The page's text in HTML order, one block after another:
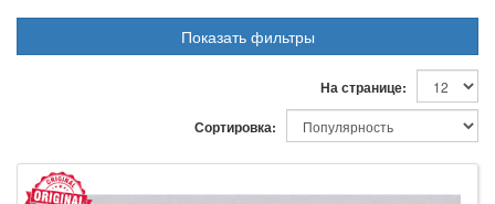
Показать фильтры
На странице:
Сортировка: